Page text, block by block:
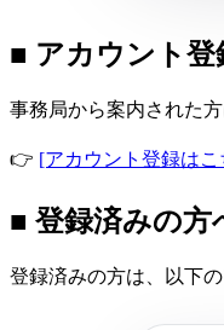
■ アカウント
事務局から案内された
👉 [アカウント登録はこ
■ 登録済みの方
登録済みの方は、以下